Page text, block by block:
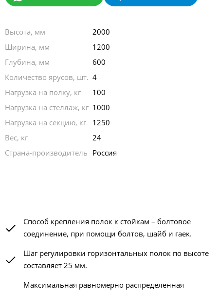
Высота, мм
2000
Ширина, мм
1200
Глубина, мм
600
Количество ярусов, шт. 4
Нагрузка на полку, кг
100
Нагрузка на стеллаж, кг 1000
Нагрузка на секцию, кг
1250
Вес, кг
24
Страна-производитель Россия
Способ крепления полок к стойкам – болтовое
соединение, при помощи болтов, шайб и гаек.
Шаг регулировки горизонтальных полок по высоте
составляет 25 мм.
Максимальная равномерно распределенная